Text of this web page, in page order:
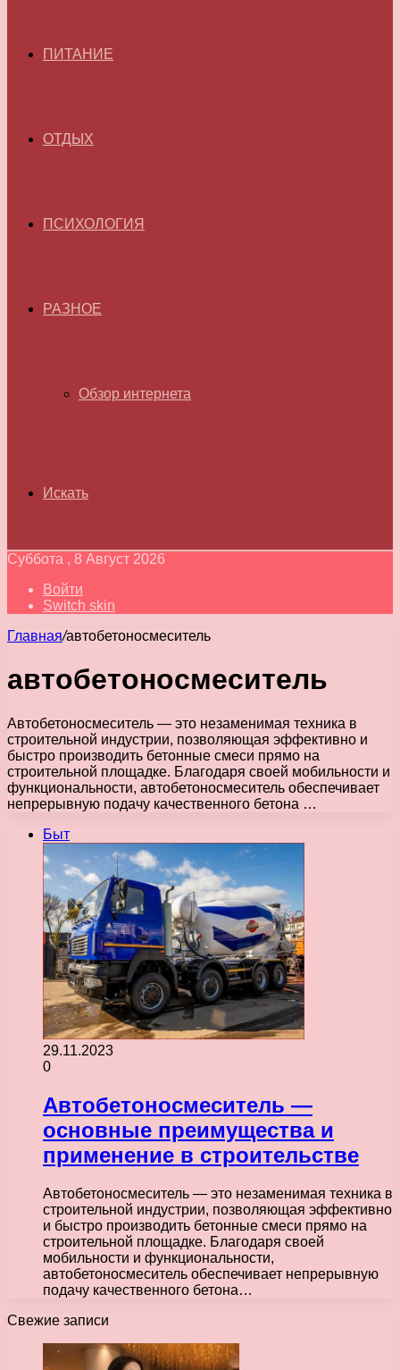
ПИТАНИЕ
ОТДЫХ
ПСИХОЛОГИЯ
РАЗНОЕ
Обзор интернета
Искать
Суббота , 8 Август 2026
Войти
Switch skin
Главная/автобетоносмеситель
автобетоносмеситель
Автобетоносмеситель — это незаменимая техника в
строительной индустрии, позволяющая эффективно и
быстро производить бетонные смеси прямо на
строительной площадке. Благодаря своей мобильности и
функциональности, автобетоносмеситель обеспечивает
непрерывную подачу качественного бетона …
Быт
29.11.2023
0
Автобетоносмеситель —
основные преимущества и
применение в строительстве
Автобетоносмеситель — это незаменимая техника в
строительной индустрии, позволяющая эффективно
и быстро производить бетонные смеси прямо на
строительной площадке. Благодаря своей
мобильности и функциональности,
автобетоносмеситель обеспечивает непрерывную
подачу качественного бетона…
Свежие записи